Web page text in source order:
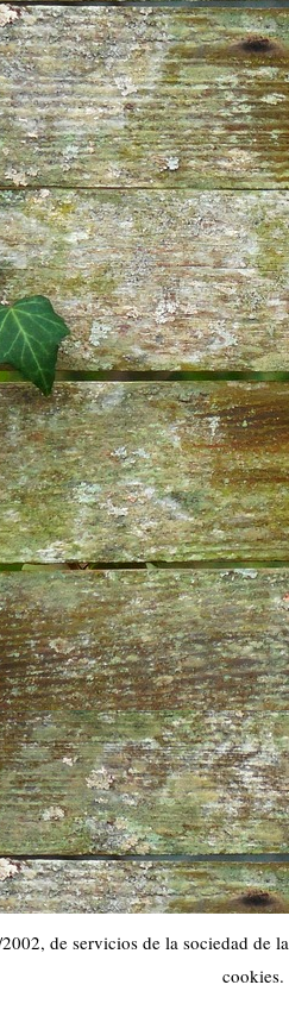
de servicios de la sociedad de
cookies.